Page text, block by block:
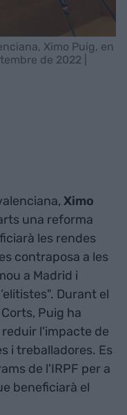
Ximo Puig, en
de 2022 |
Ximo
una reforma
les rendes
contraposa a les
a Madrid i
Durant el
Puig ha
l'impacte de
i treballadores. Es
de l'IRPF per a
beneficiarà el